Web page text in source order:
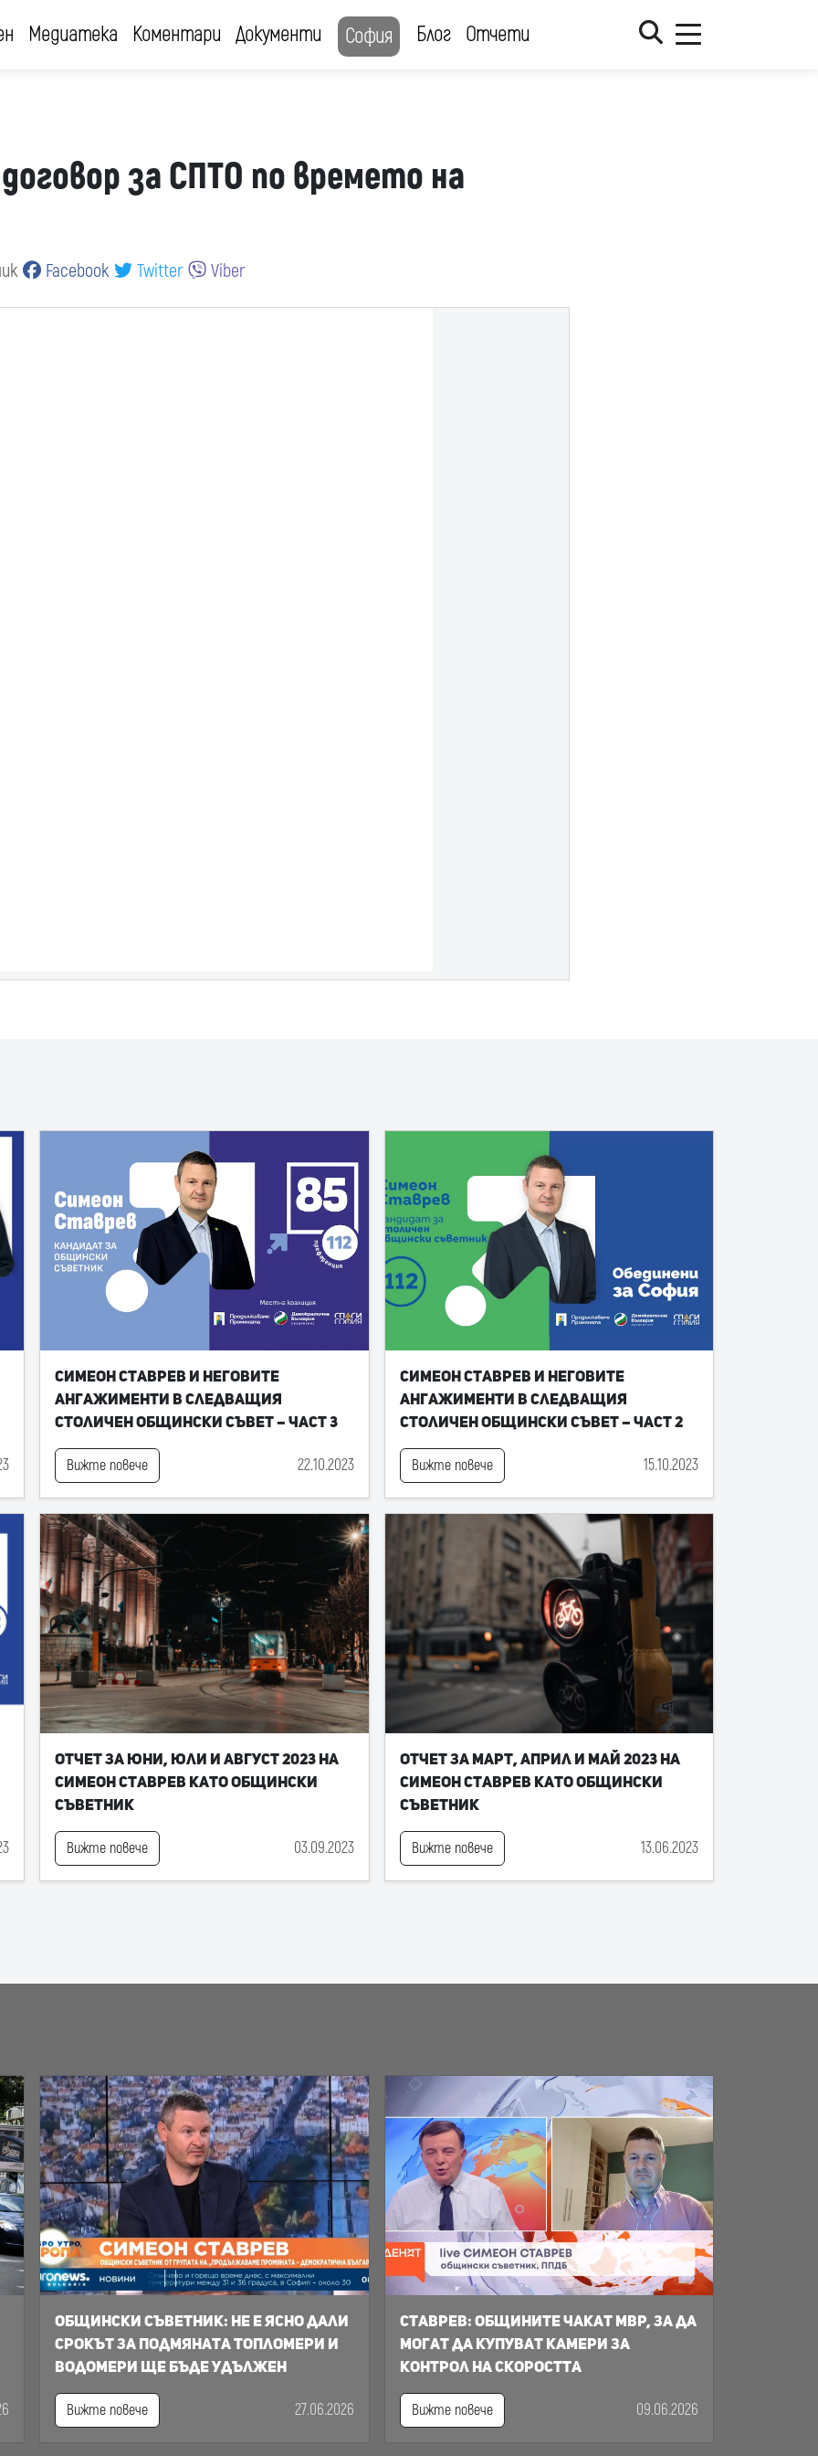
Медиатека Коментари Документи София Блог Отчети
за СПТО по времето на
Facebook Twitter Viber
Симеон Ставрев и неговите
ангажименти в следващия
Столичен общински съвет – част 3
Вижте повече 22.10.2023
Симеон Ставрев и неговите
ангажименти в следващия
Столичен общински съвет – част 2
Вижте повече 15.10.2023
Отчет за юни, юли и август 2023 на
Симеон Ставрев като общински
съветник
Вижте повече 03.09.2023
Отчет за март, април и май 2023 на
Симеон Ставрев като общински
съветник
Вижте повече 13.06.2023
Общински съветник: Не е ясно дали
срокът за подмяната топломери и
водомери ще бъде удължен
Вижте повече 27.06.2026
Ставрев: общините чакат МВР, за да
могат да купуват камери за
контрол на скоростта
Вижте повече 09.06.2026